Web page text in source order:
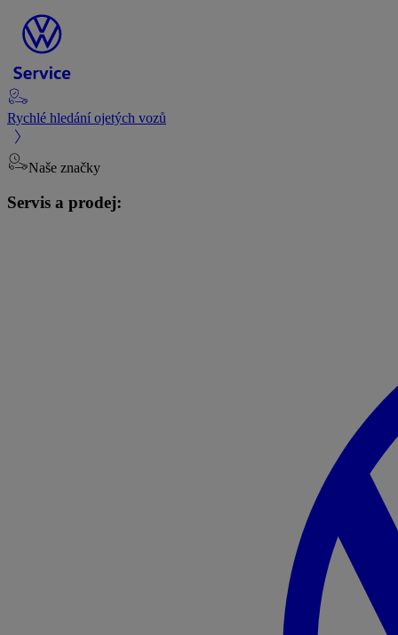
Rychlé hledání ojetých vozů
Naše značky
Servis a prodej: